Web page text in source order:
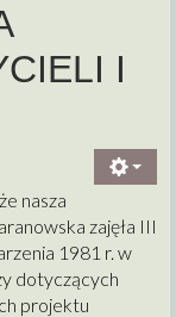
I
nasza
zajęła III
1981 r. w
dotyczących
projektu